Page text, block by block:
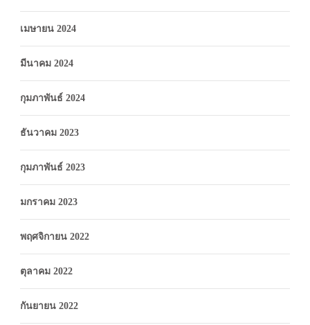
เมษายน 2024
มีนาคม 2024
กุมภาพันธ์ 2024
ธันวาคม 2023
กุมภาพันธ์ 2023
มกราคม 2023
พฤศจิกายน 2022
ตุลาคม 2022
กันยายน 2022